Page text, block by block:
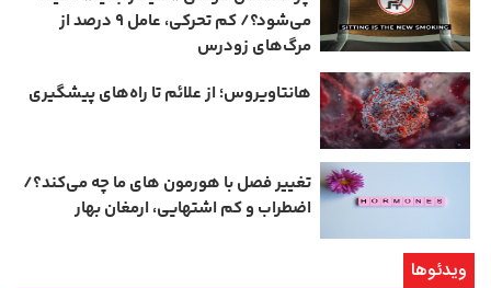
می‌شود؟/ کم‌ تحرکی، عامل ۹ درصد از
مرگ‌های زودرس
هانتاویروس؛ از علائم تا راه‌های پیشگیری
تغییر فصل با هورمون‌ های ما چه می‌کند؟/
اضطراب و کم‌ اشتهایی، ارمغان بهار
ویدئوها